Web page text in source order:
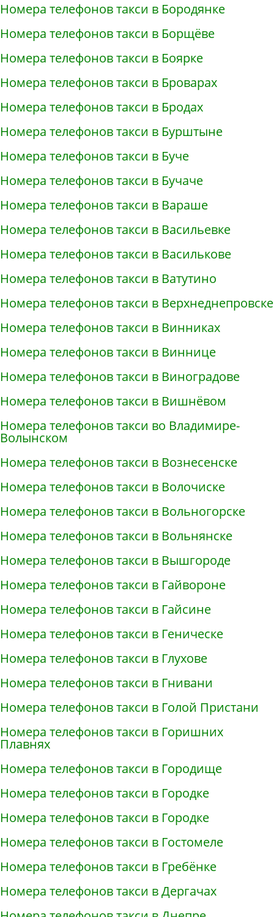
Номера телефонов такси в Бородянке
Номера телефонов такси в Борщёве
Номера телефонов такси в Боярке
Номера телефонов такси в Броварах
Номера телефонов такси в Бродах
Номера телефонов такси в Бурштыне
Номера телефонов такси в Буче
Номера телефонов такси в Бучаче
Номера телефонов такси в Вараше
Номера телефонов такси в Васильевке
Номера телефонов такси в Василькове
Номера телефонов такси в Ватутино
Номера телефонов такси в Верхнеднепровске
Номера телефонов такси в Винниках
Номера телефонов такси в Виннице
Номера телефонов такси в Виноградове
Номера телефонов такси в Вишнёвом
Номера телефонов такси во Владимире-
Волынском
Номера телефонов такси в Вознесенске
Номера телефонов такси в Волочиске
Номера телефонов такси в Вольногорске
Номера телефонов такси в Вольнянске
Номера телефонов такси в Вышгороде
Номера телефонов такси в Гайвороне
Номера телефонов такси в Гайсине
Номера телефонов такси в Геническе
Номера телефонов такси в Глухове
Номера телефонов такси в Гнивани
Номера телефонов такси в Голой Пристани
Номера телефонов такси в Горишних
Плавнях
Номера телефонов такси в Городище
Номера телефонов такси в Городке
Номера телефонов такси в Городке
Номера телефонов такси в Гостомеле
Номера телефонов такси в Гребёнке
Номера телефонов такси в Дергачах